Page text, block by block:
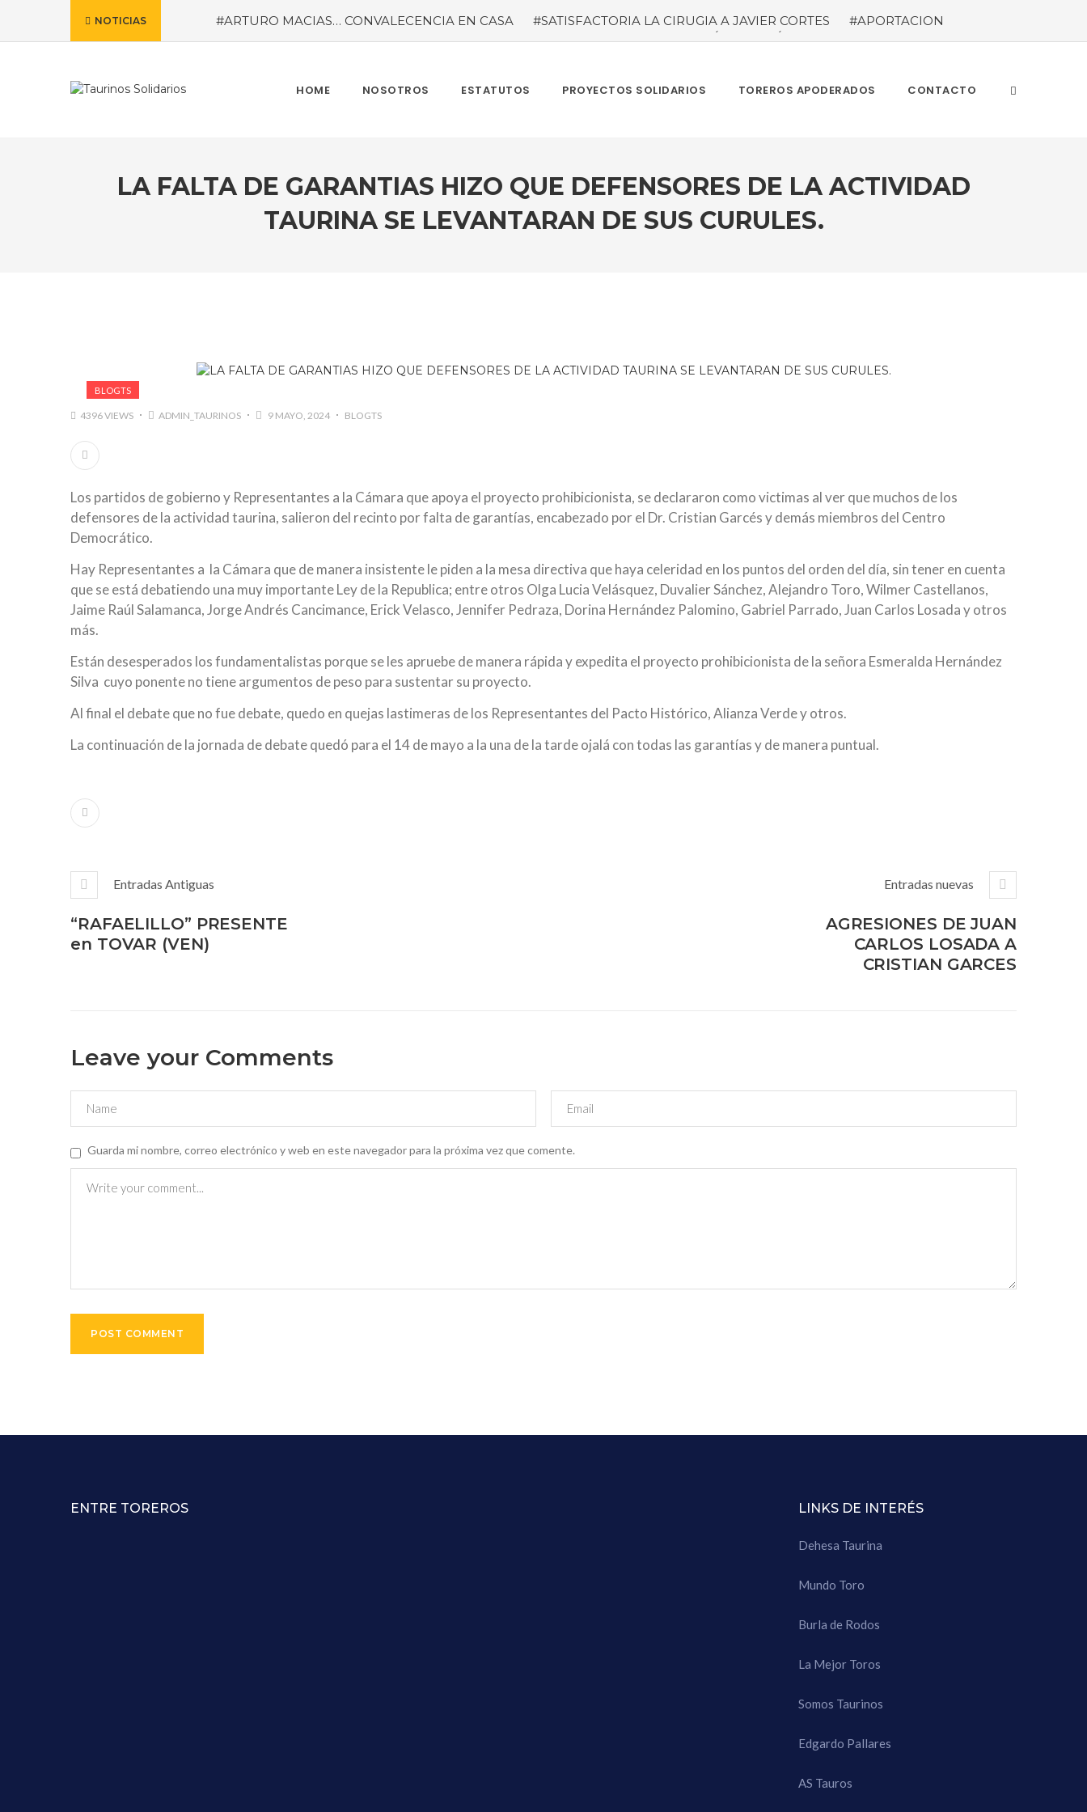
NOTICIAS #ARTURO MACIAS… CONVALECENCIA EN CASA #SATISFACTORIA LA CIRUGIA A JAVIER CORTES
#APORTACION
#“LAS VENTAS” ROZÓ EL MILLÓN DE ASISTENTES Las cifras
#LA COLOMBIA TAURINA SE VISTE DE LUCES EN BOGOTA
HOME NOSOTROS ESTATUTOS PROYECTOS SOLIDARIOS TOREROS APODERADOS CONTACTO
LA FALTA DE GARANTIAS HIZO QUE DEFENSORES DE LA ACTIVIDAD
TAURINA SE LEVANTARAN DE SUS CURULES.
BLOGTS
4396 VIEWS ADMIN_TAURINOS 9 MAYO, 2024 BLOGTS
Los partidos de gobierno y Representantes a la Cámara que apoya el proyecto prohibicionista, se declararon como victimas al ver que muchos de los
defensores de la actividad taurina, salieron del recinto por falta de garantías, encabezado por el Dr. Cristian Garcés y demás miembros del Centro
Democrático.
Hay Representantes a la Cámara que de manera insistente le piden a la mesa directiva que haya celeridad en los puntos del orden del día, sin tener en cuenta
que se está debatiendo una muy importante Ley de la Republica; entre otros Olga Lucia Velásquez, Duvalier Sánchez, Alejandro Toro, Wilmer Castellanos,
Jaime Raúl Salamanca, Jorge Andrés Cancimance, Erick Velasco, Jennifer Pedraza, Dorina Hernández Palomino, Gabriel Parrado, Juan Carlos Losada y otros
más.
Están desesperados los fundamentalistas porque se les apruebe de manera rápida y expedita el proyecto prohibicionista de la señora Esmeralda Hernández
Silva cuyo ponente no tiene argumentos de peso para sustentar su proyecto.
Al final el debate que no fue debate, quedo en quejas lastimeras de los Representantes del Pacto Histórico, Alianza Verde y otros.
La continuación de la jornada de debate quedó para el 14 de mayo a la una de la tarde ojalá con todas las garantías y de manera puntual.
Entradas Antiguas
“RAFAELILLO” PRESENTE
en TOVAR (VEN)
Entradas nuevas
AGRESIONES DE JUAN
CARLOS LOSADA A
CRISTIAN GARCES
Leave your Comments
Guarda mi nombre, correo electrónico y web en este navegador para la próxima vez que comente.
ENTRE TOREROS LINKS DE INTERÉS
Dehesa Taurina
Mundo Toro
Burla de Rodos
La Mejor Toros
Somos Taurinos
Edgardo Pallares
AS Tauros